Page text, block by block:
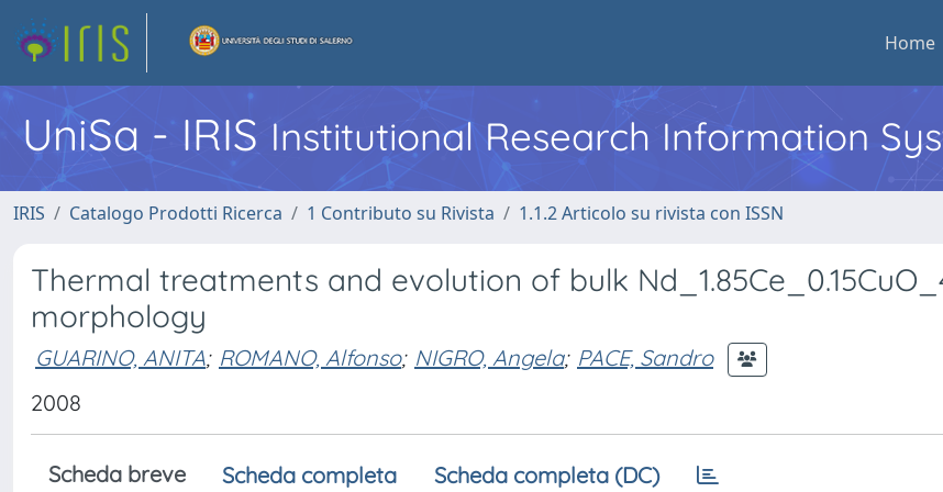
Home
UniSa - IRIS Institutional Research Information
IRIS Catalogo Prodotti Ricerca 1 Contributo su Rivista 1.1.2 Articolo su rivista con ISSN
Thermal treatments and evolution of bulk
morphology
GUARINO, ANITA; ROMANO, Alfonso; NIGRO, Angela; PACE, Sandro
2008
Scheda breve Scheda completa Scheda completa (DC)